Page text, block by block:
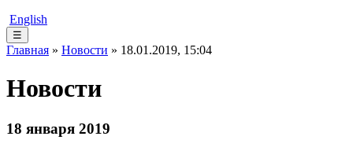
English
☰
Главная » Новости » 18.01.2019, 15:04
Новости
18 января 2019